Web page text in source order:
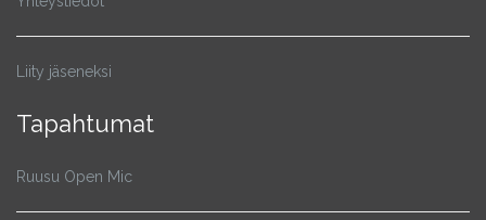
Liity jäseneksi
Tapahtumat
Ruusu Open Mic